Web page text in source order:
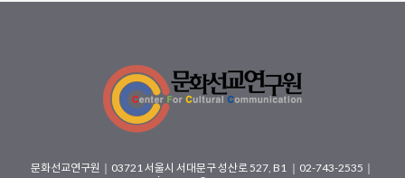
문화선교연구원 ｜ 03721 서울시 서대문구 성산로 527, B1 ｜02-743-2535｜